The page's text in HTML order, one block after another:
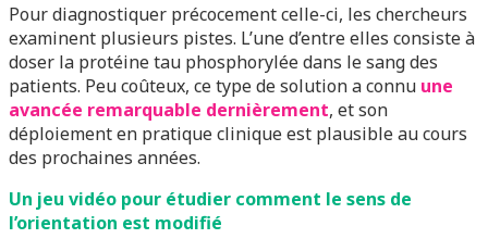
Pour diagnostiquer précocement celle-ci, les chercheurs
examinent plusieurs pistes. L’une d’entre elles consiste à
doser la protéine tau phosphorylée dans le sang des
patients. Peu coûteux, ce type de solution a connu une
avancée remarquable dernièrement, et son
déploiement en pratique clinique est plausible au cours
des prochaines années.
Un jeu vidéo pour étudier comment le sens de
l’orientation est modifié